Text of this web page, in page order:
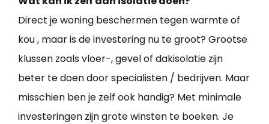
Direct je woning beschermen tegen warmte of
kou , maar is de investering nu te groot? Grootse
klussen zoals vloer-, gevel of dakisolatie zijn
beter te doen door specialisten / bedrijven. Maar
misschien ben je zelf ook handig? Met minimale
investeringen zijn grote winsten te boeken. Je